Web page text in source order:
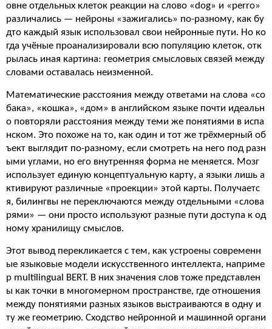
овне отдельных клеток реакции на слово «dog» и «perro»
различались — нейроны «зажигались» по-разному, как бу
дто каждый язык использовал свои нейронные пути. Но ко
гда учёные проанализировали всю популяцию клеток, отк
рылась иная картина: геометрия смысловых связей между
словами оставалась неизменной.
Математические расстояния между ответами на слова «со
бака», «кошка», «дом» в английском языке почти идеальн
о повторяли расстояния между теми же понятиями в испа
нском. Это похоже на то, как один и тот же трёхмерный об
ъект выглядит по-разному, если смотреть на него под разн
ыми углами, но его внутренняя форма не меняется. Мозг
использует единую концептуальную карту, а языки лишь а
ктивируют различные «проекции» этой карты. Получаетс
я, билингвы не переключаются между отдельными «слова
рями» — они просто используют разные пути доступа к од
ному хранилищу смыслов.
Этот вывод перекликается с тем, как устроены современн
ые языковые модели искусственного интеллекта, наприме
р multilingual BERT. В них значения слов тоже представлен
ы как точки в многомерном пространстве, где отношения
между понятиями разных языков выстраиваются в одну и
ту же геометрию. Сходство нейронной и машинной органи